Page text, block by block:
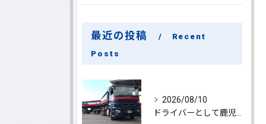
最近の投稿
Recent
Posts
2026/08/10